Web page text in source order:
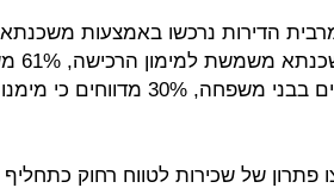
הדירות נרכשו באמצעות
ב-
בחסכונות, 38% נעזרים בבני
פתרון של שכירות לטווח רחוק